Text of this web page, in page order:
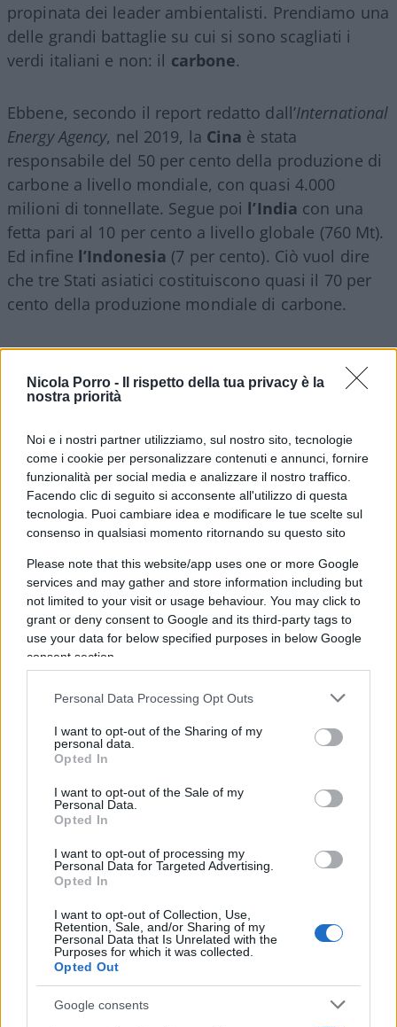
Nicola Porro -
Il rispetto della tua privacy è la
nostra priorità
Noi e i nostri partner utilizziamo, sul nostro sito, tecnologie
come i cookie per personalizzare contenuti e annunci, fornire
funzionalità per social media e analizzare il nostro traffico.
Facendo clic di seguito si acconsente all'utilizzo di questa
tecnologia. Puoi cambiare idea e modificare le tue scelte sul
consenso in qualsiasi momento ritornando su questo sito
Please note that this website/app uses one or more Google
services and may gather and store information including but
not limited to your visit or usage behaviour. You may click to
grant or deny consent to Google and its third-party tags to
use your data for below specified purposes in below Google
consent section.
Personal Data Processing Opt Outs
I want to opt-out of the Sharing of my
personal data.
Opted In
I want to opt-out of the Sale of my
Personal Data.
Opted In
I want to opt-out of processing my
Personal Data for Targeted Advertising.
Opted In
I want to opt-out of Collection, Use,
Retention, Sale, and/or Sharing of my
Personal Data that Is Unrelated with the
Purposes for which it was collected.
Opted Out
Google consents
propinata dei leader ambientalisti. Prendiamo una
delle grandi battaglie su cui si sono scagliati i
verdi italiani e non: il carbone.
Ebbene, secondo il report redatto dall’International
Energy Agency, nel 2019, la Cina è stata
responsabile del 50 per cento della produzione di
carbone a livello mondiale, con quasi 4.000
milioni di tonnellate. Segue poi l’India con una
fetta pari al 10 per cento a livello globale (760 Mt).
Ed infine l’Indonesia (7 per cento). Ciò vuol dire
che tre Stati asiatici costituiscono quasi il 70 per
cento della produzione mondiale di carbone.
Per approfondire:
L’ultima sparata sul clima: siamo in fase di
“ebollizione globale
Esplode miniera di carbone: 21 morti. Ma il
presidente è “green” e Greta tace
“La decarbonizzazione green? Ci costerà 2.500
miliardi”
Un dato reso ancor più lampante se rapportato a
quelli dell’anno scorso, dove addirittura la
produzione globale di carbone ha visto
secondoBloomberg, si rileva soprattutto dalle
azioni – guarda caso – di Cina ed India. Mentre il
Vecchio Continente, insieme agli Stati Uniti, è
2021, ecco che a Pechino e Nuova Deli si è visto
un vertiginoso incremento che seguirà fino alla
fine del 2023. A ciò, si aggiunge pure il fatto che il
regime di Xi Jinping rappresentail più grande
produttore di anidride carbonica
globale.
Insomma, qual è il concetto fondamentale? I